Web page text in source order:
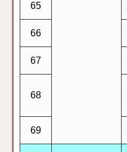
65
66
67
68
69